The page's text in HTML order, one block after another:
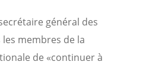
général des
membres de la
de «continuer à